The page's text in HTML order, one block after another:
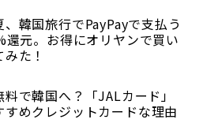
、韓国旅行でPayPayで支払う
還元。お得にオリヤンで買い
た！
料で韓国へ？「JALカード」
すめクレジットカードな理由